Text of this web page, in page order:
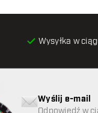
Wysyłka w
Wyślij e-mail
Odpowiedź w